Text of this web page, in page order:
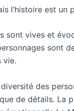
l’histoire est
sont vives et
sont
vie.
diversité des
de détails. La